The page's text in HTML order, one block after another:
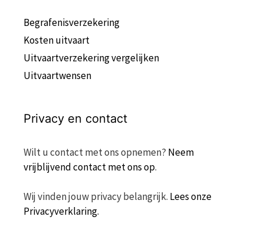
Begrafenisverzekering
Kosten uitvaart
Uitvaartverzekering vergelijken
Uitvaartwensen
Privacy en contact
Wilt u contact met ons opnemen? Neem
vrijblijvend contact met ons op.
Wij vinden jouw privacy belangrijk. Lees onze
Privacyverklaring.